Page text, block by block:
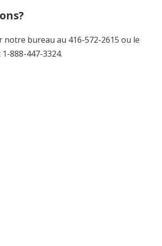
notre bureau au 416-572-2615 ou le
888-447-3324.